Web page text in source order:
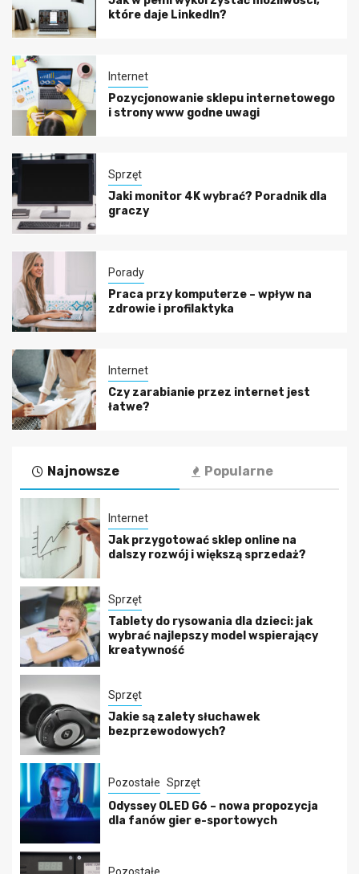
które daje LinkedIn?
Internet
Pozycjonowanie sklepu internetowego
i strony www godne uwagi
Sprzęt
Jaki monitor 4K wybrać? Poradnik dla
graczy
Porady
Praca przy komputerze – wpływ na
zdrowie i profilaktyka
Internet
Czy zarabianie przez internet jest
łatwe?
Najnowsze Popularne
Internet
Jak przygotować sklep online na
dalszy rozwój i większą sprzedaż?
Sprzęt
Tablety do rysowania dla dzieci: jak
wybrać najlepszy model wspierający
kreatywność
Sprzęt
Jakie są zalety słuchawek
bezprzewodowych?
Pozostałe Sprzęt
Odyssey OLED G6 – nowa propozycja
dla fanów gier e-sportowych
Pozostałe